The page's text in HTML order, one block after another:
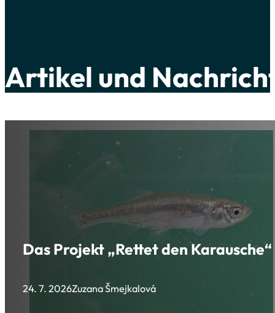
Artikel und
Das Projekt „Rettet den
24. 7. 2026Zuzana Šmejkalová